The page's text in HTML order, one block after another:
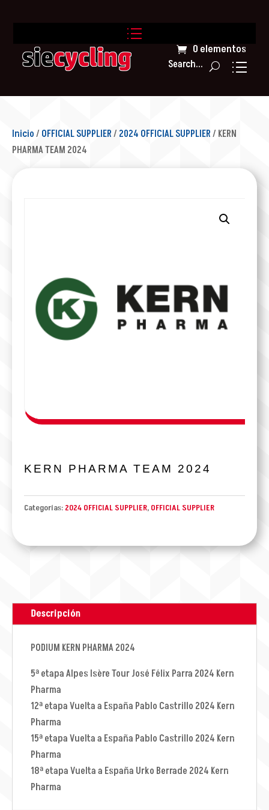
0 elementos
Search...
Inicio/ OFFICIAL SUPPLIER/2024 OFFICIAL SUPPLIER/ KERN
PHARMA TEAM 2024
KERN PHARMA TEAM 2024
Categorías: 2024 OFFICIAL SUPPLIER, OFFICIAL SUPPLIER
Descripción
PODIUM KERN PHARMA 2024
5ª etapa Alpes Isère Tour José Félix Parra 2024 Kern
Pharma
12ª etapa Vuelta a España Pablo Castrillo 2024 Kern
Pharma
15ª etapa Vuelta a España Pablo Castrillo 2024 Kern
Pharma
18ª etapa Vuelta a España Urko Berrade 2024 Kern
Pharma